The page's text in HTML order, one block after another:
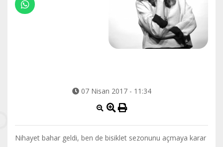
07 Nisan 2017 - 11:34
Nihayet bahar geldi, ben de bisiklet sezonunu açmaya karar